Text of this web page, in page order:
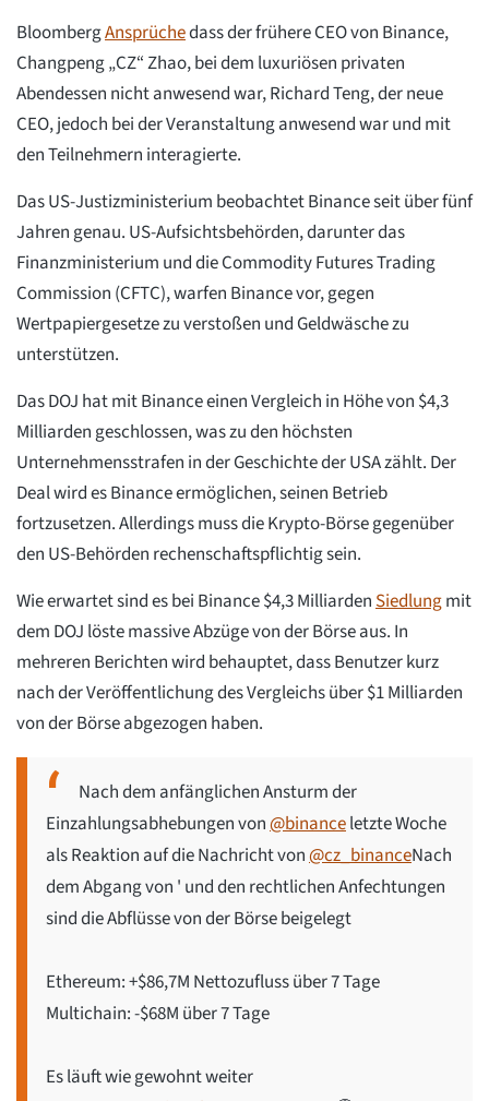
BloombergAnsprüchedass der frühere CEO von Binance,
Changpeng „CZ“ Zhao, bei dem luxuriösen privaten
Abendessen nicht anwesend war, Richard Teng, der neue
CEO, jedoch bei der Veranstaltung anwesend war und mit
den Teilnehmern interagierte.
Das US-Justizministerium beobachtet Binance seit über fünf
Jahren genau. US-Aufsichtsbehörden, darunter das
Finanzministerium und die Commodity Futures Trading
Commission (CFTC), warfen Binance vor, gegen
Wertpapiergesetze zu verstoßen und Geldwäsche zu
unterstützen.
Das DOJ hat mit Binance einen Vergleich in Höhe von $4,3
Milliarden geschlossen, was zu den höchsten
Unternehmensstrafen in der Geschichte der USA zählt. Der
Deal wird es Binance ermöglichen, seinen Betrieb
fortzusetzen. Allerdings muss die Krypto-Börse gegenüber
den US-Behörden rechenschaftspflichtig sein.
Wie erwartet sind es bei Binance $4,3 MilliardenSiedlungmit
dem DOJ löste massive Abzüge von der Börse aus. In
mehreren Berichten wird behauptet, dass Benutzer kurz
nach der Veröffentlichung des Vergleichs über $1 Milliarden
von der Börse abgezogen haben.
Nach dem anfänglichen Ansturm der
Einzahlungsabhebungen von@binanceletzte Woche
als Reaktion auf die Nachricht von@cz_binanceNach
dem Abgang von ' und den rechtlichen Anfechtungen
sind die Abflüsse von der Börse beigelegt
Ethereum: +$86,7M Nettozufluss über 7 Tage
Multichain: -$68M über 7 Tage
Es läuft wie gewohnt weiter